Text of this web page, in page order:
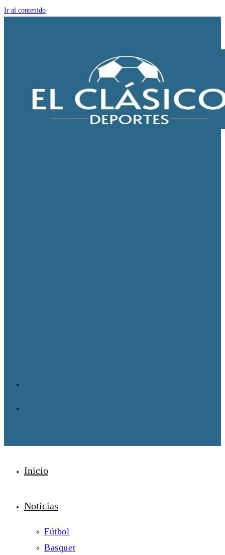
Ir al contenido
Inicio
Noticias
Fútbol
Basquet